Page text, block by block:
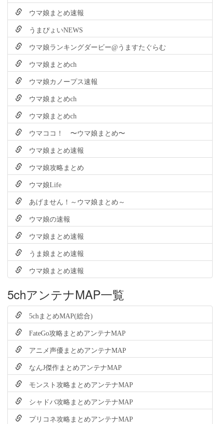
ウマ娘まとめ速報
うまぴょいNEWS
ウマ娘ランキングダービー@うますたぐらむ
ウマ娘まとめch
ウマ娘カノープス速報
ウマ娘まとめch
ウマ娘まとめch
ウマココ！ 〜ウマ娘まとめ〜
ウマ娘まとめ速報
ウマ娘攻略まとめ
ウマ娘Life
あげません！～ウマ娘まとめ～
ウマ娘の速報
ウマ娘まとめ速報
うま娘まとめ速報
ウマ娘まとめ速報
5chアンテナMAP一覧
5chまとめMAP(総合)
FateGo攻略まとめアンテナMAP
アニメ声優まとめアンテナMAP
なんJ傑作まとめアンテナMAP
モンスト攻略まとめアンテナMAP
シャドバ攻略まとめアンテナMAP
プリコネ攻略まとめアンテナMAP